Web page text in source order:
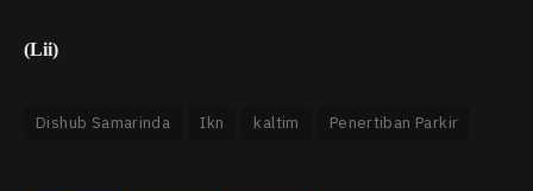
(Lii)
Dishub Samarinda Ikn kaltim Penertiban Parkir